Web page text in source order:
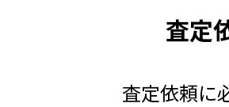
査定
査定依頼に